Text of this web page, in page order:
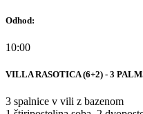
Odhod:
10:00
VILLA RASOTICA (6+2) - 3
3 spalnice v vili z bazenom